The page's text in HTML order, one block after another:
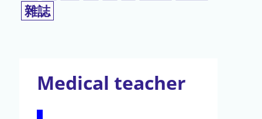
雜誌
Medical teacher